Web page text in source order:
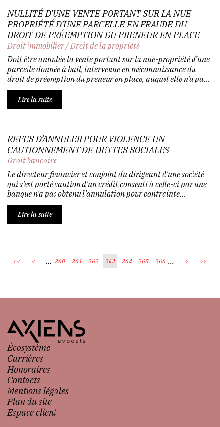
NULLITÉ D’UNE VENTE PORTANT SUR LA NUE-
PROPRIÉTÉ D’UNE PARCELLE EN FRAUDE DU
DROIT DE PRÉEMPTION DU PRENEUR EN PLACE
Droit immobilier/Droit de la propriété
Doit être annulée la vente portant sur la nue-propriété d’une
parcelle donnée à bail, intervenue en méconnaissance du
droit de préemption du preneur en place, auquel elle n'a pa...
Lire la suite
REFUS D’ANNULER POUR VIOLENCE UN
CAUTIONNEMENT DE DETTES SOCIALES
Droit bancaire
Le directeur financier et conjoint du dirigeant d'une société
qui s'est porté caution d'un crédit consenti à celle-ci par une
banque n'a pas obtenu l'annulation pour contrainte...
Lire la suite
<< < ... 260 261 262 263 264 265 266 ... > >>
Écosystème
Carrières
Honoraires
Contacts
Mentions légales
Plan du site
Espace client